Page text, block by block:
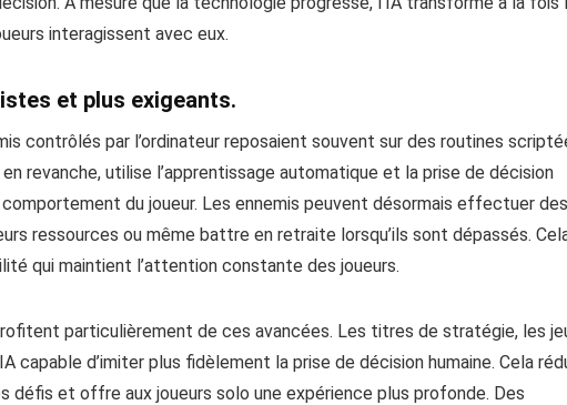
interagissent avec eux.
et plus exigeants.
contrôlés par l’ordinateur reposaient souvent sur des routines
revanche, utilise l’apprentissage automatique et la prise de décision
du joueur. Les ennemis peuvent désormais effectuer des
ressources ou même battre en retraite lorsqu’ils sont dépassés.
qui maintient l’attention constante des joueurs.
particulièrement de ces avancées. Les titres de stratégie, les
capable d’imiter plus fidèlement la prise de décision humaine. Cela
défis et offre aux joueurs solo une expérience plus profonde. Des